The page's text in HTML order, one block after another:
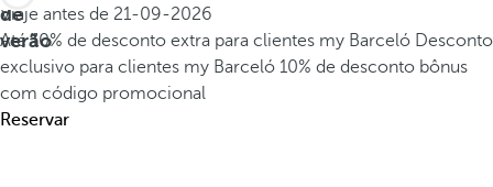
de
verão
Viaje antes de 21-09-2026
Até 10% de desconto extra para clientes my Barceló Desconto
exclusivo para clientes my Barceló 10% de desconto bônus
com código promocional
Reservar